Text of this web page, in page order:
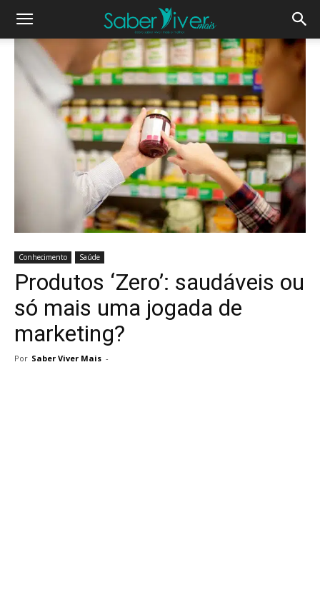
Conhecimento Saúde
Produtos ‘Zero’: saudáveis ou
só mais uma jogada de
marketing?
Por Saber Viver Mais -